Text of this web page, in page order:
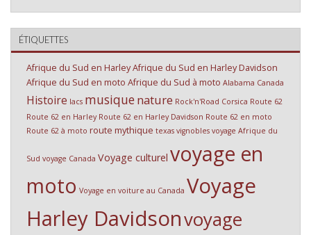
ÉTIQUETTES
Afrique du Sud en HarleyAfrique du Sud en Harley Davidson
Afrique du Sud en moto Afrique du Sud à moto Alabama Canada
Histoire lacs musiquenature Rock'n'Road Corsica Route 62
Route 62 en Harley Route 62 en Harley Davidson Route 62 en moto
Route 62 à moto route mythique texas vignobles voyage Afrique du
Sud voyage Canada Voyage culturel voyage en
moto Voyage en voiture au Canada Voyage
Harley Davidsonvoyage